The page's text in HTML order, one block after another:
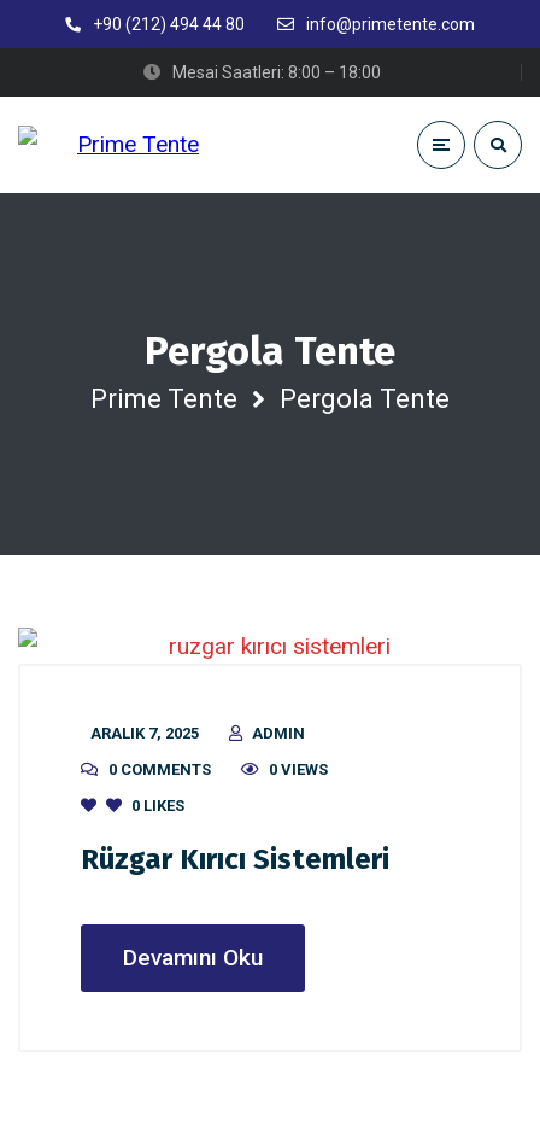
+90 (212) 494 44 80 info@primetente.com
Mesai Saatleri: 8:00 – 18:00
Pergola Tente
Prime Tente Pergola Tente
ARALIK 7, 2025
ADMIN
0 COMMENTS
0 VIEWS
0 LIKES
Rüzgar Kırıcı Sistemleri
Devamını Oku